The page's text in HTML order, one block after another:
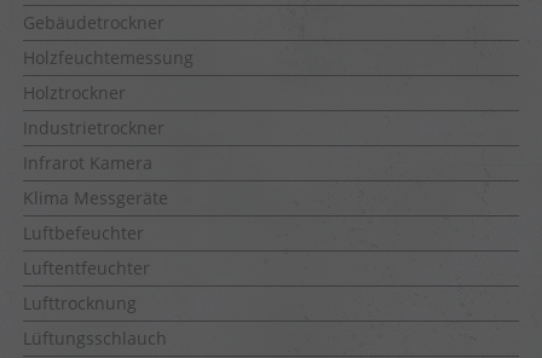
Gebäudetrockner
Holzfeuchtemessung
Holztrockner
Industrietrockner
Infrarot Kamera
Klima Messgeräte
Luftbefeuchter
Luftentfeuchter
Lufttrocknung
Lüftungsschlauch